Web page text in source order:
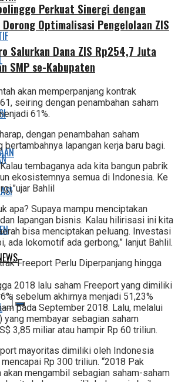
Perkuat Sinergi dengan
Optimalisasi Pengelolaan ZIS
Salurkan Dana ZIS Rp254,7 Juta
SMP se-Kabupaten
akan memperpanjang kontrak
seiring dengan penambahan saham
61%.
dengan penambahan saham
lapangan kerja baru bagi.
tembaganya ada kita bangun pabrik
ekosistemnya semua di Indonesia. Ke
Bahlil
apa? Supaya mampu menciptakan
lapangan bisnis. Kalau hilirisasi ini kita
bisa menciptakan peluang. Investasi
ada lokomotif ada gerbong,” lanjut Bahlil.
Freeport Perlu Diperpanjang hingga
2018 lalu saham Freeport yang dimiliki
sebelum akhirnya menjadi 51,23%
pada September 2018. Lalu, melalui
yang membayar sebagian saham
3,85 miliar atau hampir Rp 60 triliun.
mayoritas dimiliki oleh Indonesia
Rp 300 triliun. “2018 Pak
mengambil sebagian saham-saham